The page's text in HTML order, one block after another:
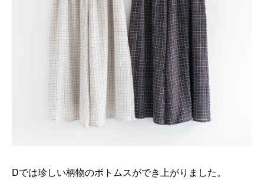
Dでは珍しい柄物のボトムスができ上がりました。